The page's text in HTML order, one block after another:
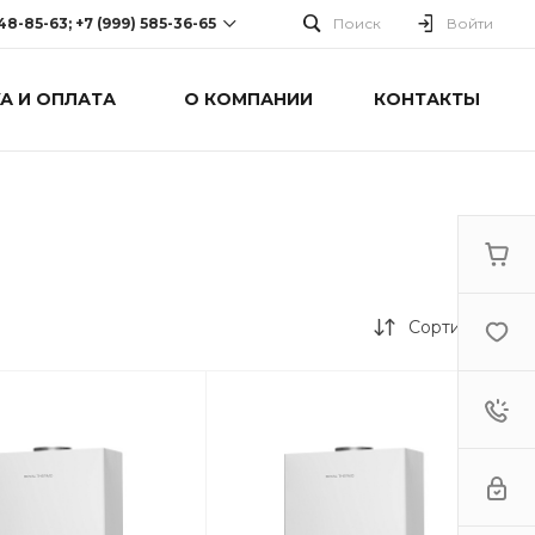
85-63; +7 (999) 585-36-65
63; +7 (999) 585-36-65
Поиск Войти
И ОПЛАТА О КОМПАНИИ КОНТАКТЫ
Сортировка